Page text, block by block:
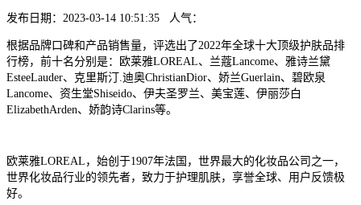
发布日期：2023-03-14 10:51:35 人气：
根据品牌口碑和产品销售量，评选出了2022年全球十大顶级护肤品排
行榜，前十名分别是：欧莱雅LOREAL、兰蔻Lancome、雅诗兰黛
EsteeLauder、克里斯汀.迪奥ChristianDior、娇兰Guerlain、碧欧泉
Lancome、资生堂Shiseido、伊夫圣罗兰、美宝莲、伊丽莎白
ElizabethArden、娇韵诗Clarins等。
欧莱雅LOREAL，始创于1907年法国，世界最大的化妆品公司之一，
世界化妆品行业的领先者，致力于护理肌肤，享誉全球、用户反馈极
好。